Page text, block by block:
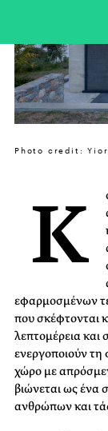
Photo credit:
Κ
εφαρμοσμένων
που σκέφτονται
λεπτομέρεια και
ενεργοποιούν τη
χώρο με
βιώνεται ως ένα
ανθρώπων και